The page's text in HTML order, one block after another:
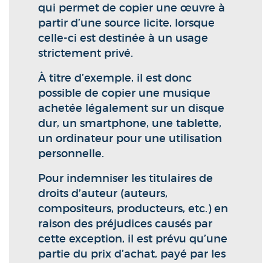
qui permet de copier une œuvre à
partir d’une source licite, lorsque
celle-ci est destinée à un usage
strictement privé.
À titre d’exemple, il est donc
possible de copier une musique
achetée légalement sur un disque
dur, un smartphone, une tablette,
un ordinateur pour une utilisation
personnelle.
Pour indemniser les titulaires de
droits d’auteur (auteurs,
compositeurs, producteurs, etc.) en
raison des préjudices causés par
cette exception, il est prévu qu’une
partie du prix d’achat, payé par les